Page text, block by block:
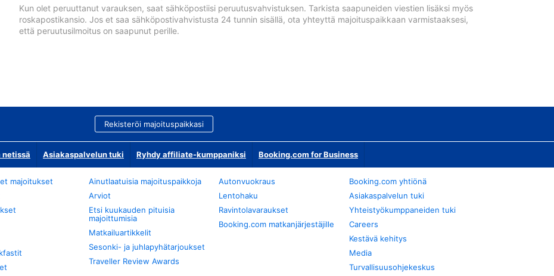
Kun olet peruuttanut varauksen, saat sähköpostiisi peruutusvahvistuksen. Tarkista saapuneiden viestien lisäksi myös
roskapostikansio. Jos et saa sähköpostivahvistusta 24 tunnin sisällä, ota yhteyttä majoituspaikkaan varmistaaksesi,
että peruutusilmoitus on saapunut perille.
Rekisteröi majoituspaikkasi
netissä Asiakaspalvelun tuki Ryhdy affiliate-kumppaniksi Booking.com for Business
majoitukset
Ainutlaatuisia majoituspaikkoja
Arviot
Etsi kuukauden pituisia
majoittumisia
Matkailuartikkelit
Sesonki- ja juhlapyhätarjoukset
Traveller Review Awards
Autonvuokraus
Lentohaku
Ravintolavaraukset
Booking.com matkanjärjestäjille
Booking.com yhtiönä
Asiakaspalvelun tuki
Yhteistyökumppaneiden tuki
Careers
Kestävä kehitys
Media
Turvallisuusohjekeskus